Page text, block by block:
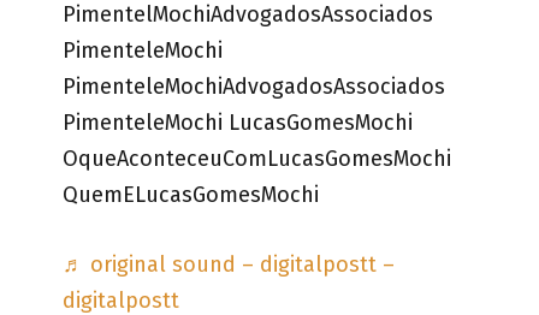
PimentelMochiAdvogadosAssociados
PimenteleMochi
PimenteleMochiAdvogadosAssociados
PimenteleMochi LucasGomesMochi
OqueAconteceuComLucasGomesMochi
QuemELucasGomesMochi
♬ original sound – digitalpostt –
digitalpostt